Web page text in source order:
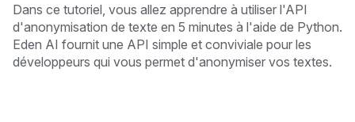
Dans ce tutoriel, vous allez apprendre à utiliser l'API
d'anonymisation de texte en 5 minutes à l'aide de Python.
Eden AI fournit une API simple et conviviale pour les
développeurs qui vous permet d'anonymiser vos textes.